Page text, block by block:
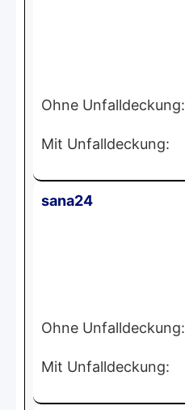
Ohne Unfalldeckung:
Mit Unfalldeckung:
sana24
Ohne Unfalldeckung:
Mit Unfalldeckung: